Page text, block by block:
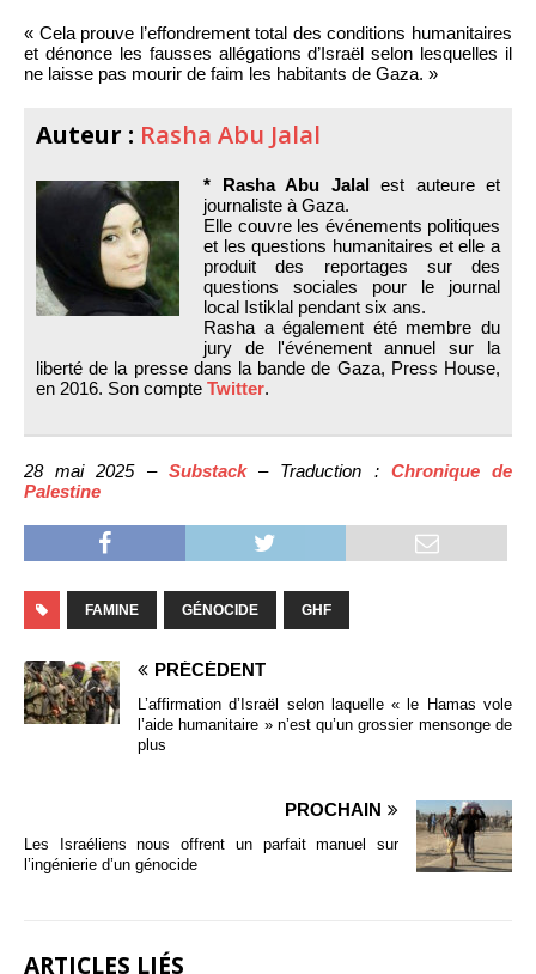
« Cela prouve l’effondrement total des conditions humanitaires
et dénonce les fausses allégations d’Israël selon lesquelles il
ne laisse pas mourir de faim les habitants de Gaza. »
Auteur : Rasha Abu Jalal
* Rasha Abu Jalalest auteure et
journaliste à Gaza.
Elle couvre les événements politiques
et les questions humanitaires et elle a
produit des reportages sur des
questions sociales pour le journal
local Istiklal pendant six ans.
Rasha a également été membre du
jury de l'événement annuel sur la
liberté de la presse dans la bande de Gaza, Press House,
en 2016. Son compte Twitter.
28 mai 2025 – Substack– Traduction : Chronique de
Palestine
FAMINE GÉNOCIDE GHF
PRÉCÉDENT
L’affirmation d’Israël selon laquelle « le Hamas vole
l’aide humanitaire » n’est qu’un grossier mensonge de
plus
PROCHAIN
Les Israéliens nous offrent un parfait manuel sur
l’ingénierie d’un génocide
ARTICLES LIÉS